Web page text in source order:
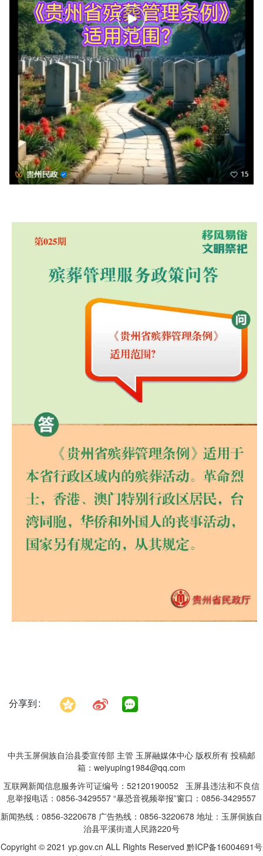
分享到
中共玉屏侗族自治县委宣传部 主管 玉屏融媒体中心 版权所有 投稿邮
箱：weiyuping1984@qq.com
互联网新闻信息服务许可证编号：52120190052 玉屏县违法和不良信
息举报电话：0856-3429557 “暴恐音视频举报”窗口：0856-3429557
新闻热线：0856-3220678 广告热线：0856-3220678 地址：玉屏侗族自
治县平溪街道人民路220号
Copyright © 2021 yp.gov.cn ALL Rights Reserved 黔ICP备16004691号